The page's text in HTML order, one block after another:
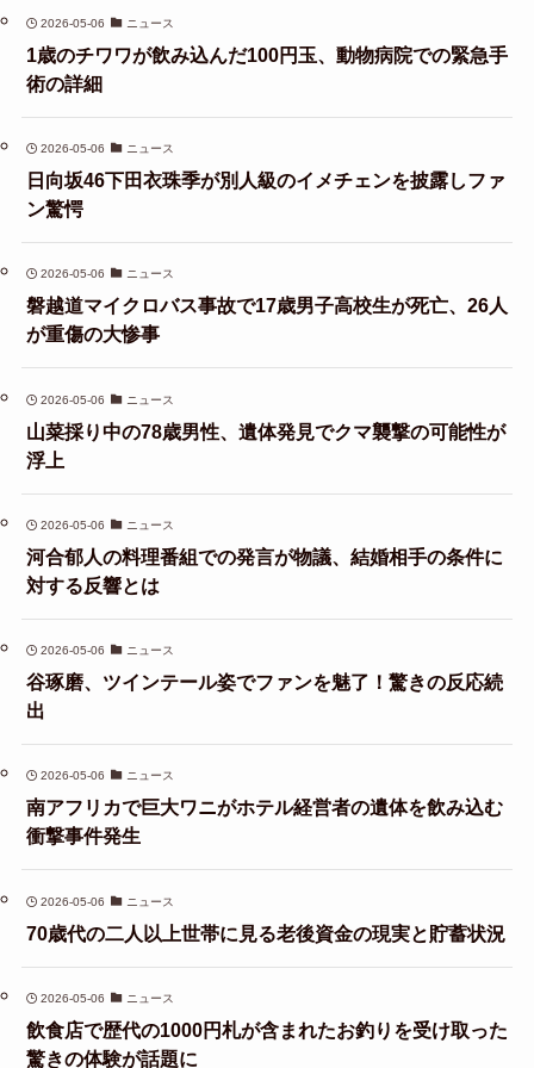
2026-05-06 ニュース
1歳のチワワが飲み込んだ100円玉、動物病院での緊急手
術の詳細
2026-05-06 ニュース
日向坂46下田衣珠季が別人級のイメチェンを披露しファ
ン驚愕
2026-05-06 ニュース
磐越道マイクロバス事故で17歳男子高校生が死亡、26人
が重傷の大惨事
2026-05-06 ニュース
山菜採り中の78歳男性、遺体発見でクマ襲撃の可能性が
浮上
2026-05-06 ニュース
河合郁人の料理番組での発言が物議、結婚相手の条件に
対する反響とは
2026-05-06 ニュース
谷琢磨、ツインテール姿でファンを魅了！驚きの反応続
出
2026-05-06 ニュース
南アフリカで巨大ワニがホテル経営者の遺体を飲み込む
衝撃事件発生
2026-05-06 ニュース
70歳代の二人以上世帯に見る老後資金の現実と貯蓄状況
2026-05-06 ニュース
飲食店で歴代の1000円札が含まれたお釣りを受け取った
驚きの体験が話題に